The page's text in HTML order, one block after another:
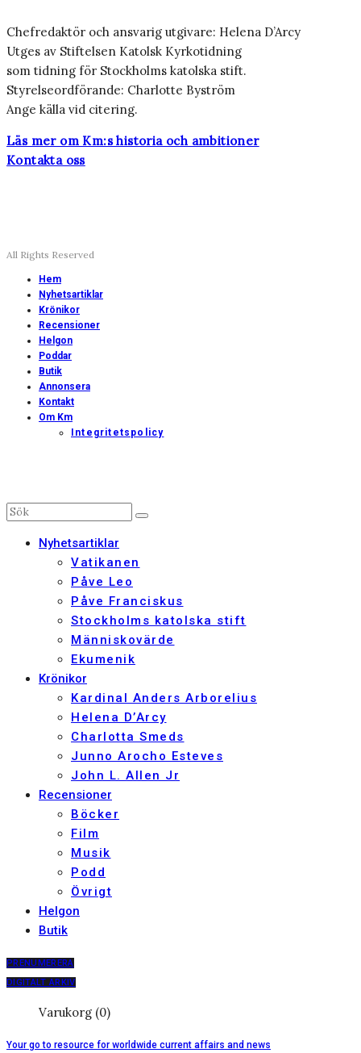
Chefredaktör och ansvarig utgivare: Helena D’Arcy
Utges av Stiftelsen Katolsk Kyrkotidning
som tidning för Stockholms katolska stift.
Styrelseordförande: Charlotte Byström
Ange källa vid citering.
Läs mer om Km:s historia och ambitioner
Kontakta oss
All Rights Reserved
Hem
Nyhetsartiklar
Krönikor
Recensioner
Helgon
Poddar
Butik
Annonsera
Kontakt
Om Km
Integritetspolicy
Nyhetsartiklar
Vatikanen
Påve Leo
Påve Franciskus
Stockholms katolska stift
Människovärde
Ekumenik
Krönikor
Kardinal Anders Arborelius
Helena D’Arcy
Charlotta Smeds
Junno Arocho Esteves
John L. Allen Jr
Recensioner
Böcker
Film
Musik
Podd
Övrigt
Helgon
Butik
PRENUMERERA
DIGITALT ARKIV
Varukorg (0)
Your go to resource for worldwide current affairs and news